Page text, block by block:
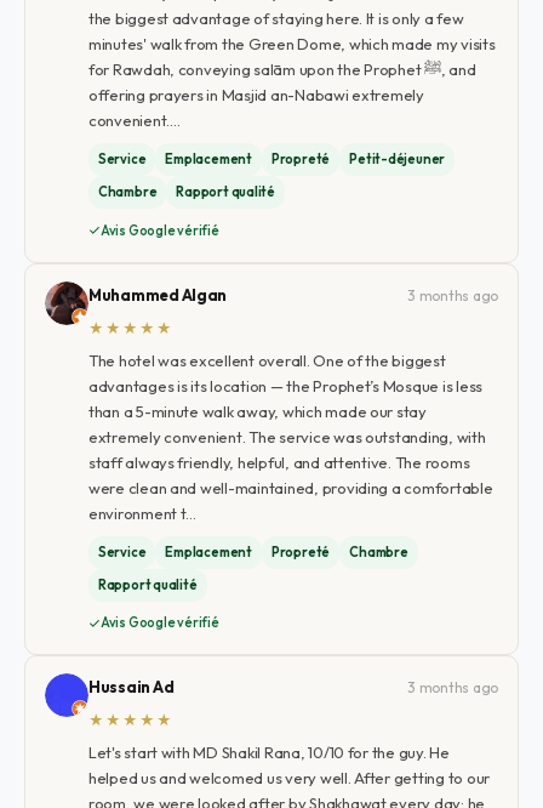
the biggest advantage of staying here. It is only a few
minutes' walk from the Green Dome, which made my visits
for Rawdah, conveying salām upon the Prophet ﷺ, and
offering prayers in Masjid an-Nabawi extremely
convenient.…
Service Emplacement Propreté
Petit-déjeuner
Chambre
Rapport qualité
Avis Google vérifié
Muhammed Algan
3 months ago
★★★★★
The hotel was excellent overall. One of the biggest
advantages is its location — the Prophet’s Mosque is less
than a 5-minute walk away, which made our stay
extremely convenient. The service was outstanding, with
staff always friendly, helpful, and attentive. The rooms
were clean and well-maintained, providing a comfortable
environment t…
Service Emplacement Propreté
Chambre
Rapport qualité
Avis Google vérifié
Hussain Ad
3 months ago
★★★★★
Let's start with MD Shakil Rana, 10/10 for the guy. He
helped us and welcomed us very well. After getting to our
room, we were looked after by Shakhawat every day; he